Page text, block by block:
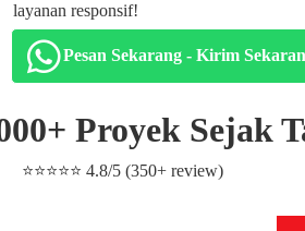
layanan responsif!
Pesan Sekarang - Kirim
Proyek Sejak
⭐⭐⭐⭐⭐ 4.8/5 (350+ review)